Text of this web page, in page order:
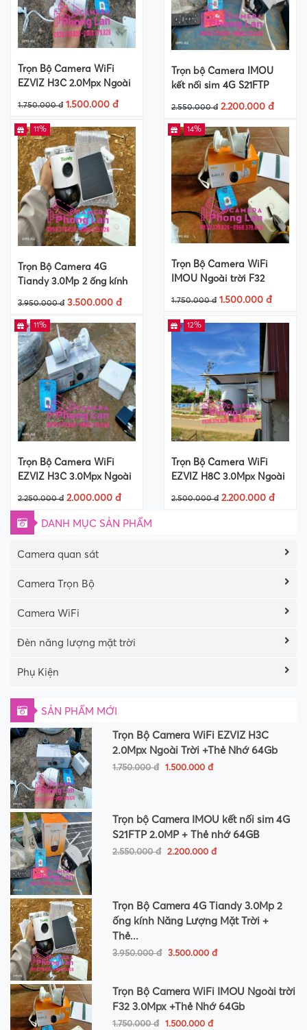
Trọn Bộ Camera WiFi
EZVIZ H3C 2.0Mpx Ngoài
1.750.000 đ 1.500.000 đ
Trọn bộ Camera IMOU
kết nối sim 4G S21FTP
2.0MP + Thẻ nhớ 64GB
2.550.000 đ 2.200.000 đ
Trọn Bộ Camera 4G
Tiandy 3.0Mp 2 ống kính
Năng Lượng Mặt Trời +
Thẻ nhớ 64Gb
11%
3.950.000 đ 3.500.000 đ
Trọn Bộ Camera WiFi
IMOU Ngoài trời F32
3.0Mpx +Thẻ Nhớ 64Gb
14%
1.750.000 đ 1.500.000 đ
Trọn Bộ Camera WiFi
EZVIZ H3C 3.0Mpx Ngoài
Trời +Thẻ Nhớ 64Gb
11%
2.250.000 đ 2.000.000 đ
Trọn Bộ Camera WiFi
EZVIZ H8C 3.0Mpx Ngoài
Trời +Thẻ Nhớ 64Gb
12%
2.500.000 đ 2.200.000 đ
DANH MỤC SẢN PHẨM
Camera quan sát
Camera Trọn Bộ
Camera WiFi
Đèn năng lượng mặt trời
Phụ Kiện
SẢN PHẨM MỚI
Trọn Bộ Camera WiFi EZVIZ H3C
2.0Mpx Ngoài Trời +Thẻ Nhớ 64Gb
1.750.000 đ 1.500.000 đ
Trọn bộ Camera IMOU kết nối sim 4G
S21FTP 2.0MP + Thẻ nhớ 64GB
2.550.000 đ 2.200.000 đ
Trọn Bộ Camera 4G Tiandy 3.0Mp 2
ống kính Năng Lượng Mặt Trời +
Thẻ...
3.950.000 đ 3.500.000 đ
Trọn Bộ Camera WiFi IMOU Ngoài trời
F32 3.0Mpx +Thẻ Nhớ 64Gb
1.750.000 đ 1.500.000 đ